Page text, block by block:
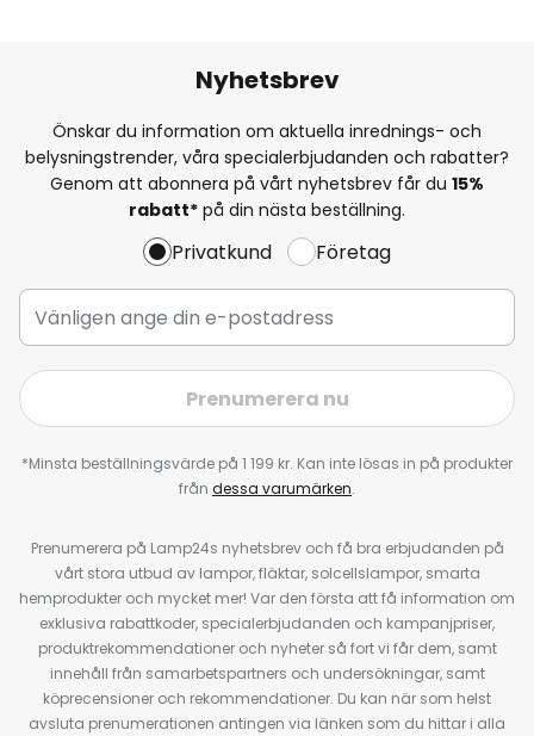
Nyhetsbrev
Önskar du information om aktuella inrednings- och
belysningstrender, våra specialerbjudanden och rabatter?
Genom att abonnera på vårt nyhetsbrev får du 15%
rabatt* på din nästa beställning.
Privatkund Företag
Prenumerera nu
*Minsta beställningsvärde på 1 199 kr. Kan inte lösas in på produkter
från dessa varumärken.
Prenumerera på Lamp24s nyhetsbrev och få bra erbjudanden på
vårt stora utbud av lampor, fläktar, solcellslampor, smarta
hemprodukter och mycket mer! Var den första att få information om
exklusiva rabattkoder, specialerbjudanden och kampanjpriser,
produktrekommendationer och nyheter så fort vi får dem, samt
innehåll från samarbetspartners och undersökningar, samt
köprecensioner och rekommendationer. Du kan när som helst
avsluta prenumerationen antingen via länken som du hittar i alla